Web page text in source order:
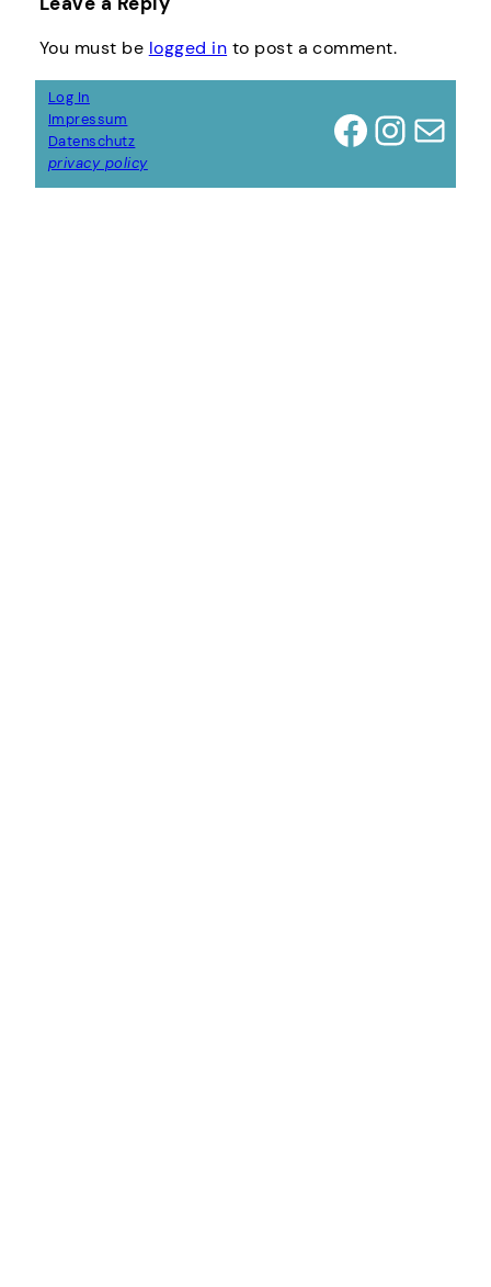
You must be logged in to post a comment.
Log In
Impressum
Datenschutz
privacy policy
Facebook InstagramMail